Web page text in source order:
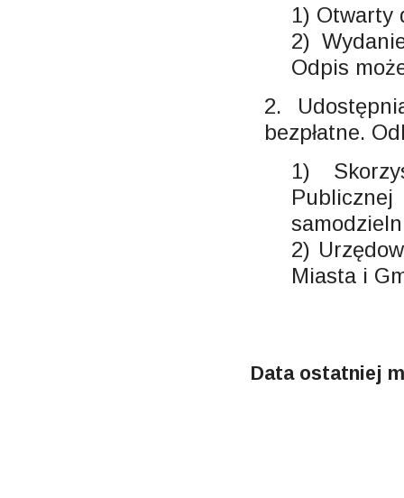
1) Otwarty
2)
Odpis
2.
bezpłatne.
1)
2)
Miasta i
Data ostatniej